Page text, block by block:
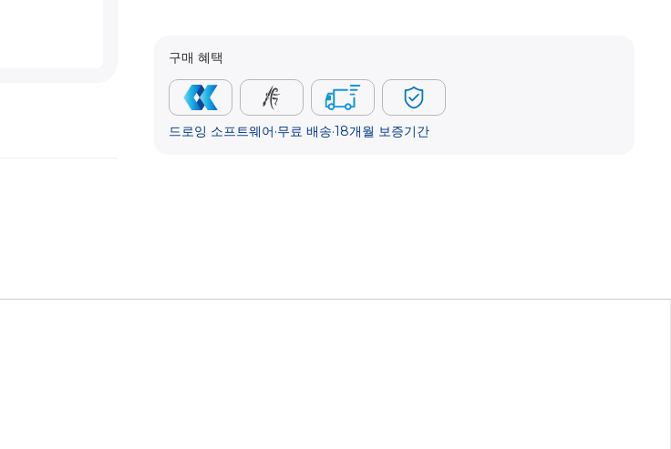
구매 혜택
드로잉 소프트웨어·무료 배송·18개월 보증기간